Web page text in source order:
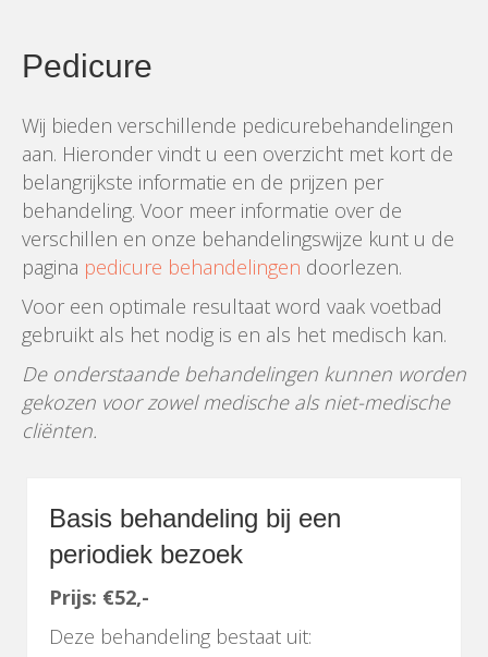
Pedicure
Wij bieden verschillende pedicurebehandelingen
aan. Hieronder vindt u een overzicht met kort de
belangrijkste informatie en de prijzen per
behandeling. Voor meer informatie over de
verschillen en onze behandelingswijze kunt u de
pagina pedicure behandelingen doorlezen.
Voor een optimale resultaat word vaak voetbad
gebruikt als het nodig is en als het medisch kan.
De onderstaande behandelingen kunnen worden
gekozen voor zowel medische als niet-medische
cliënten.
Basis behandeling bij een
periodiek bezoek
Prijs: €52,-
Deze behandeling bestaat uit: